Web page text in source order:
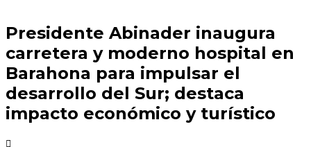
Presidente Abinader inaugura
carretera y moderno hospital en
Barahona para impulsar el
desarrollo del Sur; destaca
impacto económico y turístico